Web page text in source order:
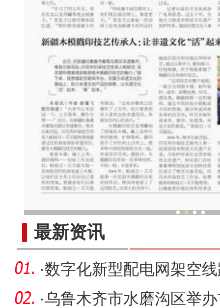
最新资讯
·数字化新型配电网架空
安全生
·乌鲁木齐市水磨沟区举